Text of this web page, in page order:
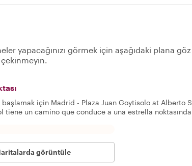
yapacağınızı görmek için aşağıdaki plana
başlamak için Madrid - Plaza Juan Goytisolo at Alberto
tiene un camino que conduce a una estrella
görüntüle